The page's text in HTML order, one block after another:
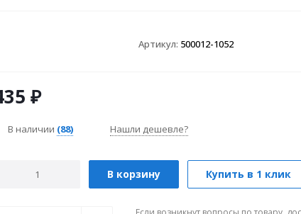
Артикул: 500012-1052
₽
В наличии (88) Нашли дешевле?
В корзину Купить в 1 клик